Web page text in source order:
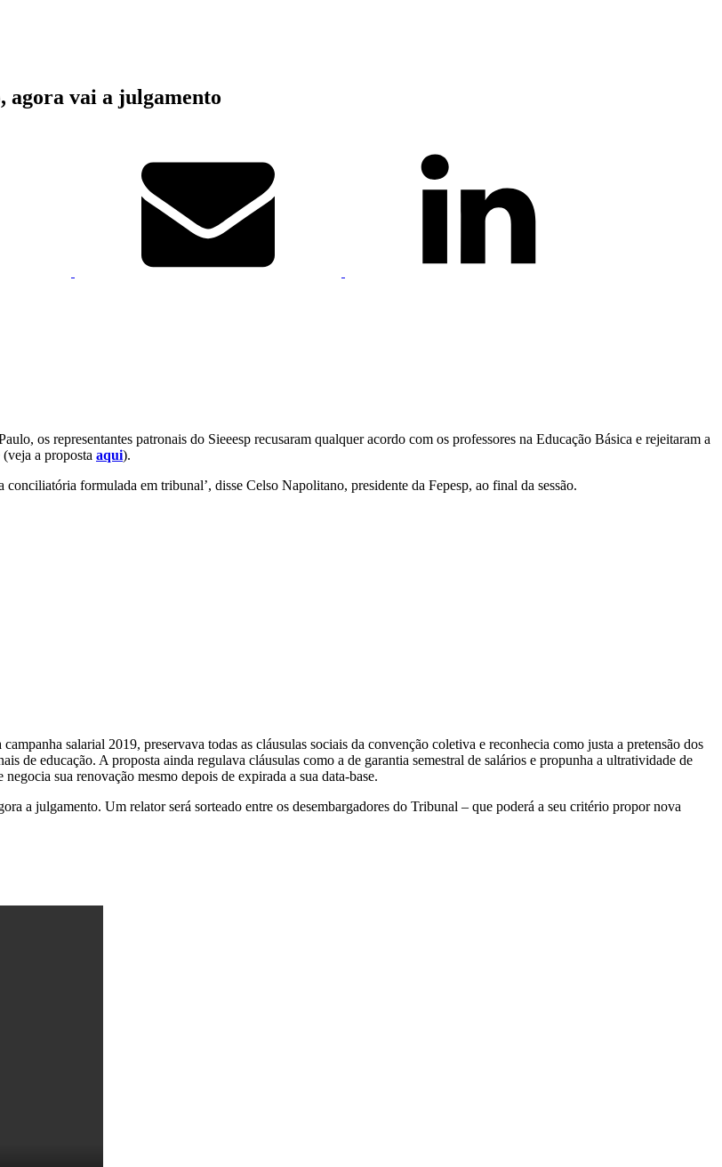
agora vai a julgamento
os representantes patronais do Sieeesp recusaram qualquer acordo com os professores na Educação Básica e rejeitaram a
a proposta aqui).
formulada em tribunal’, disse Celso Napolitano, presidente da Fepesp, ao final da sessão.
salarial 2019, preservava todas as cláusulas sociais da convenção coletiva e reconhecia como justa a pretensão dos
de educação. A proposta ainda regulava cláusulas como a de garantia semestral de salários e propunha a ultratividade de
sua renovação mesmo depois de expirada a sua data-base.
a julgamento. Um relator será sorteado entre os desembargadores do Tribunal – que poderá a seu critério propor nova